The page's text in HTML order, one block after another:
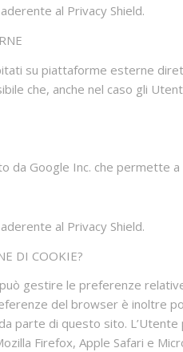
al Privacy Shield.
su piattaforme esterne
che, anche nel caso gli
da Google Inc. che permette
al Privacy Shield.
DI COOKIE?
gestire le preferenze
del browser è inoltre
parte di questo sito.
Firefox, Apple Safari e